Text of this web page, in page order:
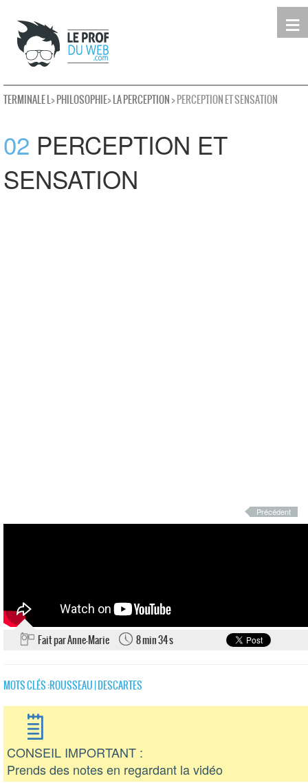
≡
leProfDuWeb
Seconde
Première
Terminale
Rechercher
TERMINALE L>PHILOSOPHIE>LA PERCEPTION> PERCEPTION ET SENSATION
02 PERCEPTION ET
SENSATION
Précédent
Fait par Anne-Marie 8 min 34 s
MOTS CLÉS :ROUSSEAU|DESCARTES
CONSEIL IMPORTANT :
Prends des notes en regardant la vidéo